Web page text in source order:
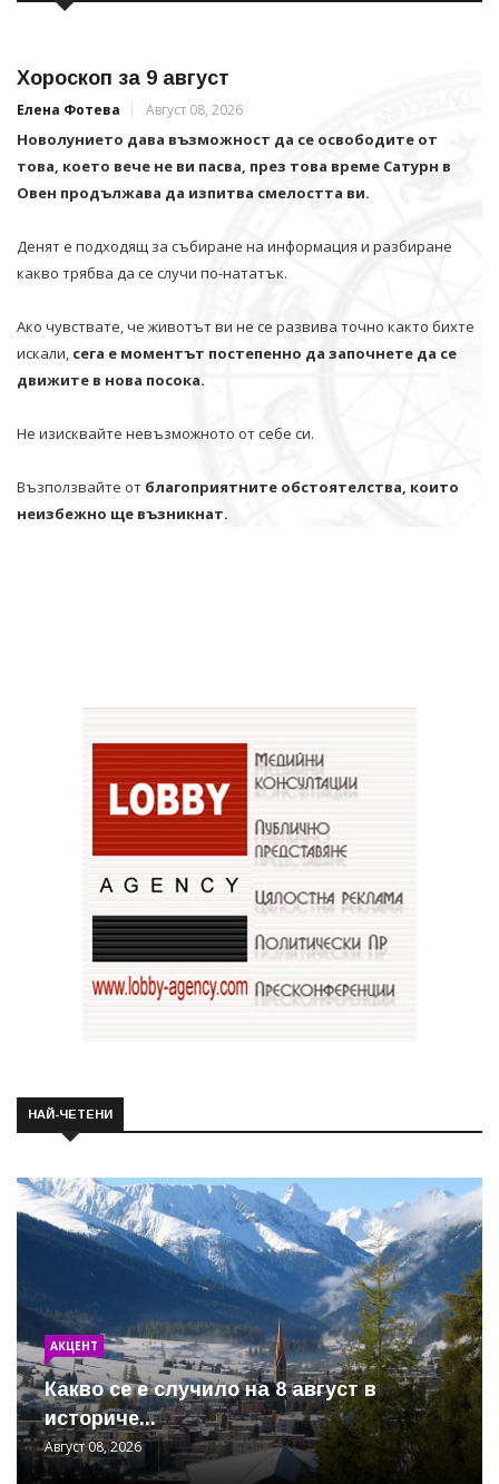
Хороскоп за 9 август
Елена Фотева Август 08, 2026
Новолунието дава възможност да се освободите от
това, което вече не ви пасва, през това време Сатурн в
Овен продължава да изпитва смелостта ви.
Денят е подходящ за събиране на информация и разбиране
какво трябва да се случи по-нататък.
Ако чувствате, че животът ви не се развива точно както бихте
искали, сега е моментът постепенно да започнете да се
движите в нова посока.
Не изисквайте невъзможното от себе си.
Възползвайте от благоприятните обстоятелства, които
неизбежно ще възникнат.
НАЙ-ЧЕТЕНИ
АКЦЕНТ
Какво се е случило на 8 август в
историче...
Август 08, 2026